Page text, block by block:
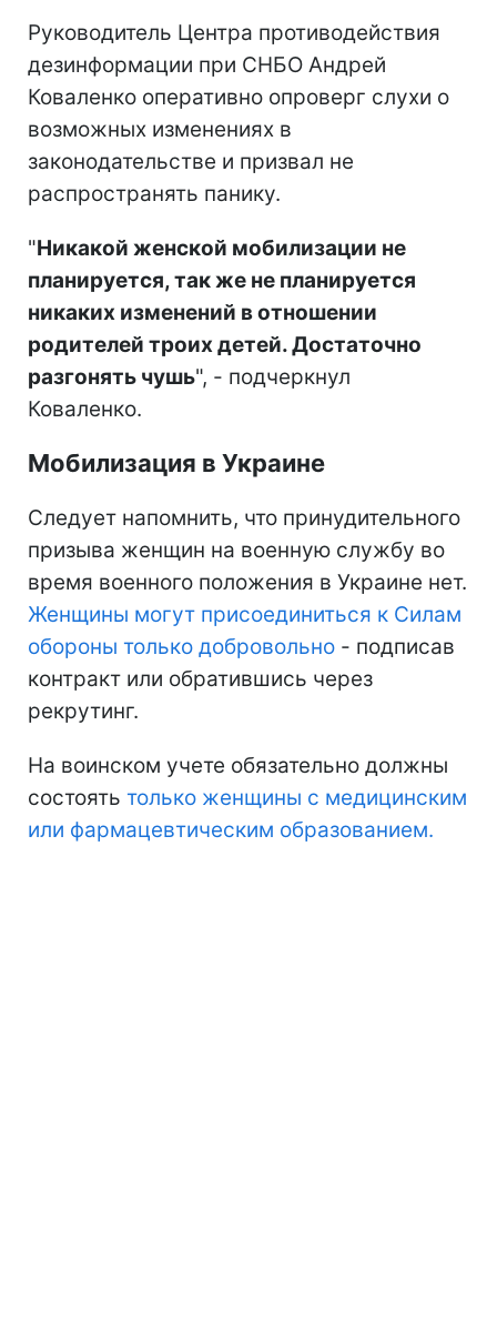
Руководитель Центра противодействия
дезинформации при СНБО Андрей
Коваленко оперативно опроверг слухи о
возможных изменениях в
законодательстве и призвал не
распространять панику.
"Никакой женской мобилизации не
планируется, так же не планируется
никаких изменений в отношении
родителей троих детей. Достаточно
разгонять чушь", - подчеркнул
Коваленко.
Мобилизация в Украине
Следует напомнить, что принудительного
призыва женщин на военную службу во
время военного положения в Украине нет.
Женщины могут присоединиться к Силам
обороны только добровольно - подписав
контракт или обратившись через
рекрутинг.
На воинском учете обязательно должны
состоять только женщины с медицинским
или фармацевтическим образованием.